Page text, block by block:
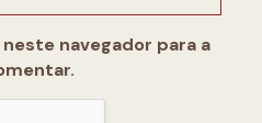
navegador para a